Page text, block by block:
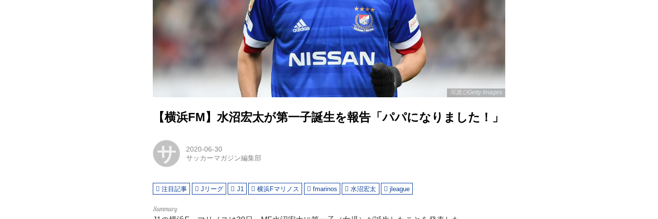
写真◎Getty Images
【横浜FM】水沼宏太が第一子誕生を報告「パパになりました！」
サ
2020-06-30
サッカーマガジン編集部
注目記事 Jリーグ J1 横浜Fマリノス fmarinos 水沼宏太 jleague